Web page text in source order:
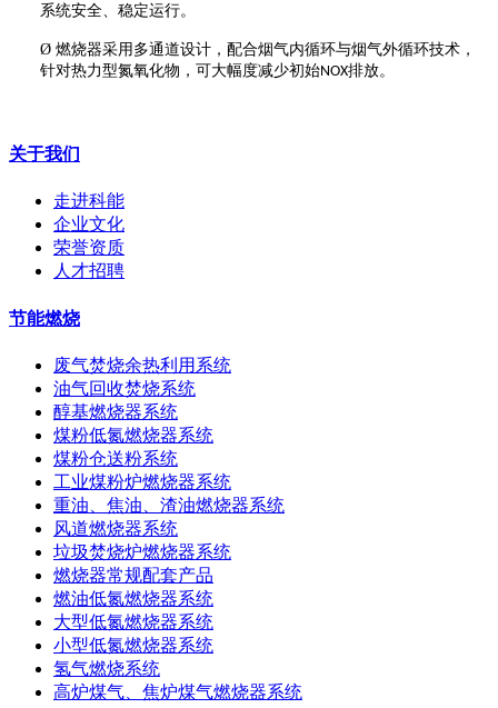
系统安全、稳定运行。
Ø 燃烧器采用多通道设计，配合烟气内循环与烟气外循环技术，
针对热力型氮氧化物，可大幅度减少初始NOX排放。
关于我们
走进科能
企业文化
荣誉资质
人才招聘
节能燃烧
废气焚烧余热利用系统
油气回收焚烧系统
醇基燃烧器系统
煤粉低氮燃烧器系统
煤粉仓送粉系统
工业煤粉炉燃烧器系统
重油、焦油、渣油燃烧器系统
风道燃烧器系统
垃圾焚烧炉燃烧器系统
燃烧器常规配套产品
燃油低氮燃烧器系统
大型低氮燃烧器系统
小型低氮燃烧器系统
氢气燃烧系统
高炉煤气、焦炉煤气燃烧器系统